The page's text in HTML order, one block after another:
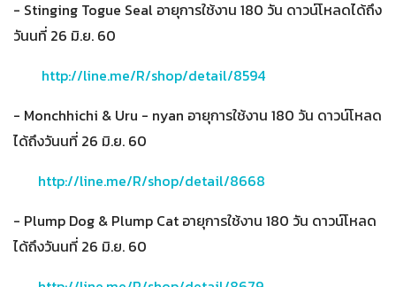
- Stinging Togue Seal อายุการใช้งาน 180 วัน ดาวน์โหลดได้ถึง
วันนที่ 26 มิ.ย. 60
http://line.me/R/shop/detail/8594
- Monchhichi & Uru - nyan อายุการใช้งาน 180 วัน ดาวน์โหลด
ได้ถึงวันนที่ 26 มิ.ย. 60
http://line.me/R/shop/detail/8668
- Plump Dog & Plump Cat อายุการใช้งาน 180 วัน ดาวน์โหลด
ได้ถึงวันนที่ 26 มิ.ย. 60